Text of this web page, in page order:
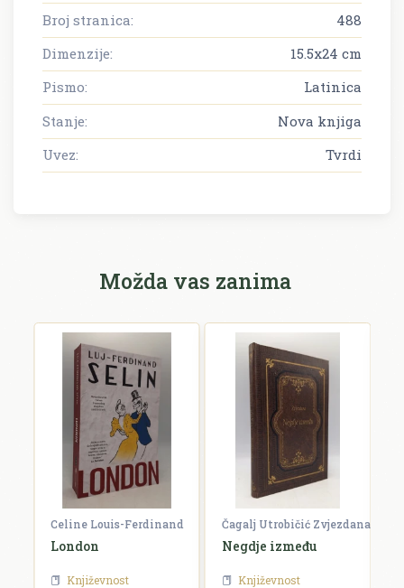
Broj stranica:
488
Dimenzije:
15.5x24 cm
Pismo:
Latinica
Stanje:
Nova knjiga
Uvez:
Tvrdi
Možda vas zanima
Celine Louis-Ferdinand
London
Književnost
Čagalj Utrobičić Zvjezdana
Negdje između
Književnost